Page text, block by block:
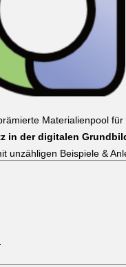
Materialienpool für
in der digitalen
unzähligen Beispiele &